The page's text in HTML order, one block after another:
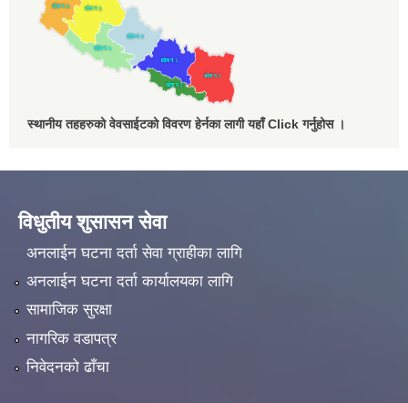
स्थानीय तहहरुको वेवसाईटको विवरण हेर्नका लागी यहाँ Click गर्नुहोस ।
विधुतीय शुसासन सेवा
अनलाईन घटना दर्ता सेवा ग्राहीका लागि
अनलाईन घटना दर्ता कार्यालयका लागि
सामाजिक सुरक्षा
नागरिक वडापत्र
निवेदनको ढाँचा